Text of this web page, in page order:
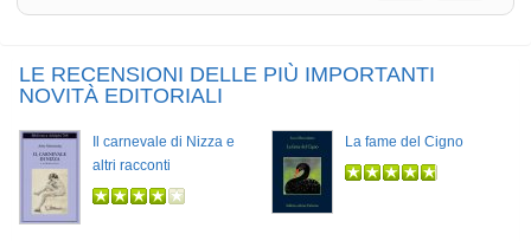
LE RECENSIONI DELLE PIÙ IMPORTANTI
NOVITÀ EDITORIALI
Il carnevale di Nizza e
altri racconti
La fame del Cigno